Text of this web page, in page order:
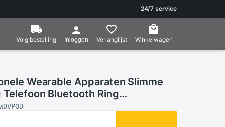
24/7 service
Volg bestelling Inloggen Verlanglijst Winkelwagen
Wearable Apparaten Slimme
Telefoon Bluetooth Ring
Bluetooth 5.0 Car Kit Voor